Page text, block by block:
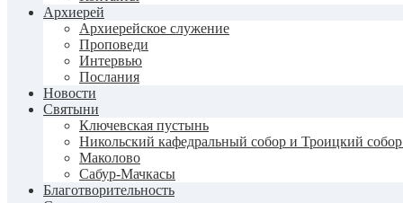
Архиерей
Архиерейское служение
Проповеди
Интервью
Послания
Новости
Святыни
Ключевская пустынь
Никольский кафедральный собор и Троицкий собор
Маколово
Сабур-Мачкасы
Благотворительность